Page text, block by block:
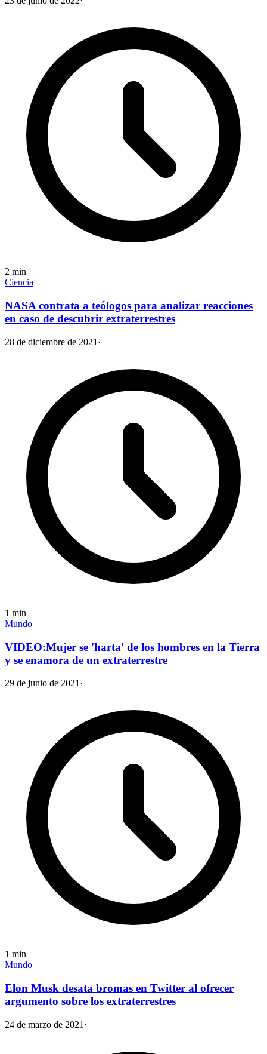
2 min
Ciencia
NASA contrata a teólogos para analizar reacciones
en caso de descubrir extraterrestres
28 de diciembre de 2021 ·
1 min
Mundo
VIDEO:Mujer se 'harta' de los hombres en la Tierra
y se enamora de un extraterrestre
29 de junio de 2021 ·
1 min
Mundo
Elon Musk desata bromas en Twitter al ofrecer
argumento sobre los extraterrestres
24 de marzo de 2021 ·